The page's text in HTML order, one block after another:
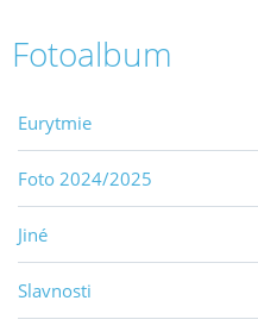
Fotoalbum
Eurytmie
Foto 2024/2025
Jiné
Slavnosti